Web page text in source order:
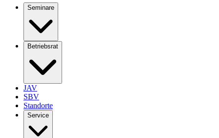
Seminare
Betriebsrat
JAV
SBV
Standorte
Service